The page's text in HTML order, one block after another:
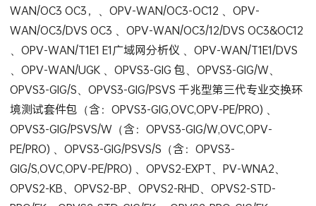
WAN/OC3 OC3，、OPV-WAN/OC3-OC12 、OPV-
WAN/OC3/DVS OC3 、OPV-WAN/OC3/12/DVS OC3&OC12
、OPV-WAN/T1E1 E1广域网分析仪 、OPV-WAN/T1E1/DVS
、OPV-WAN/UGK 、OPVS3-GIG 包、OPVS3-GIG/W、
OPVS3-GIG/S、OPVS3-GIG/PSVS 千兆型第三代专业交换环
境测试套件包（含：OPVS3-GIG,OVC,OPV-PE/PRO) 、
OPVS3-GIG/PSVS/W（含：OPVS3-GIG/W,OVC,OPV-
PE/PRO) 、OPVS3-GIG/PSVS/S（含：OPVS3-
GIG/S,OVC,OPV-PE/PRO) 、OPVS2-EXPT、PV-WNA2、
OPVS2-KB、OPVS2-BP、OPVS2-RHD、OPVS2-STD-